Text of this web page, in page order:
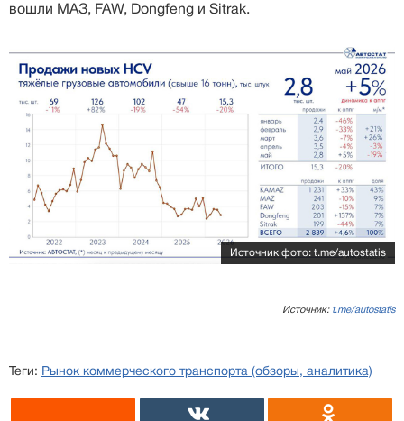
вошли МАЗ, FAW, Dongfeng и Sitrak.
Источник фото: t.me/autostatis
Источник: t.me/autostatis
Теги: Рынок коммерческого транспорта (обзоры, аналитика)